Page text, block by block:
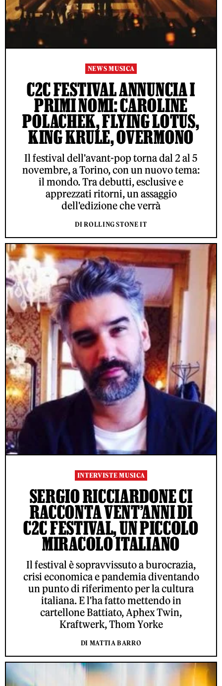
NEWS MUSICA
C2C FESTIVAL ANNUNCIA I
PRIMI NOMI: CAROLINE
POLACHEK, FLYING LOTUS,
KING KRULE, OVERMONO
Il festival dell'avant-pop torna dal 2 al 5
novembre, a Torino, con un nuovo tema:
il mondo. Tra debutti, esclusive e
apprezzati ritorni, un assaggio
dell'edizione che verrà
DI ROLLING STONE IT
INTERVISTE MUSICA
SERGIO RICCIARDONE CI
RACCONTA VENT’ANNI DI
C2C FESTIVAL, UN PICCOLO
MIRACOLO ITALIANO
Il festival è sopravvissuto a burocrazia,
crisi economica e pandemia diventando
un punto di riferimento per la cultura
italiana. E l'ha fatto mettendo in
cartellone Battiato, Aphex Twin,
Kraftwerk, Thom Yorke
DI MATTIA BARRO